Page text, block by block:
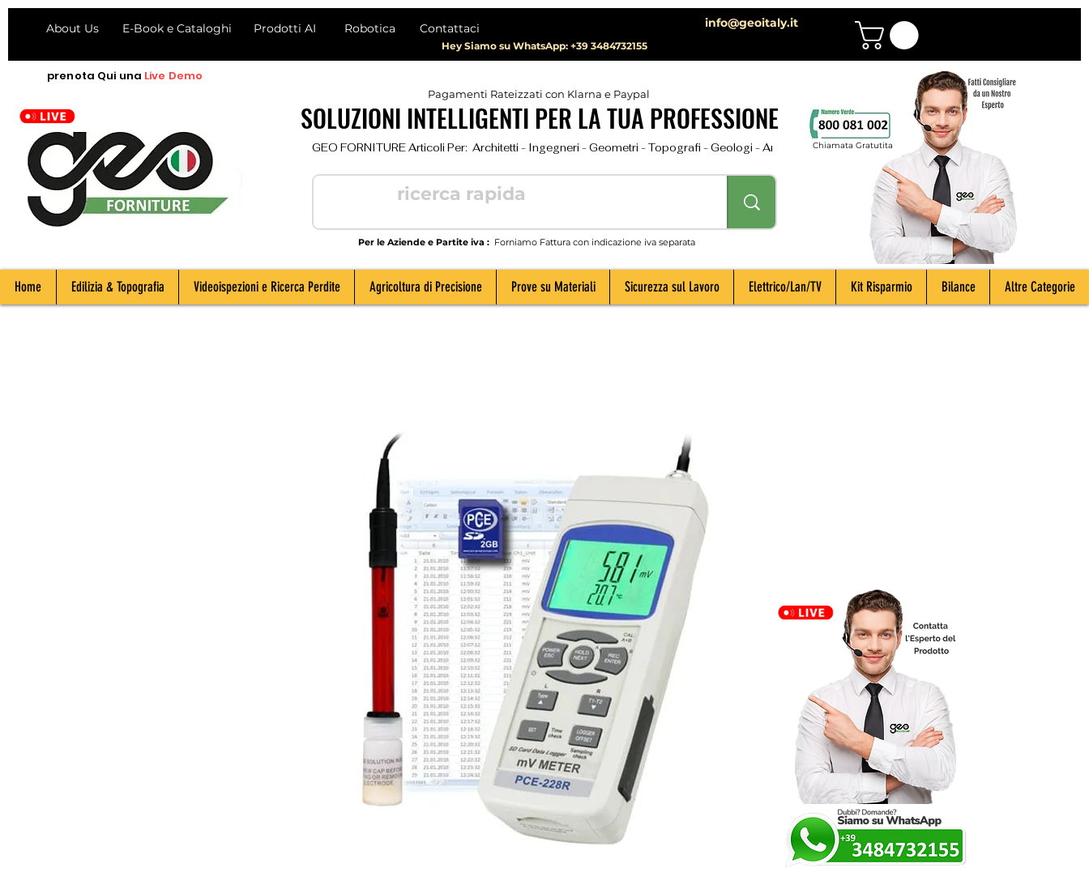
About Us E-Book e Cataloghi Prodotti AI Robotica Contattaci info@geoitaly.it
Hey Siamo su WhatsApp: +39 3484732155
prenota Qui una Live Demo
Pagamenti Rateizzati con Klarna e Paypal
SOLUZIONI INTELLIGENTI PER LA TUA PROFESSIONE
GEO FORNITURE Articoli Per:  Architetti - Ingegneri - Geometri - Topografi - Geologi - Archeologi - Impiantisti - Manutentori - Idraulici - Spurghisti -
Per le Aziende e Partite iva : Forniamo Fattura con indicazione iva separata
Chiamata Gratutita
Home Edilizia & Topografia Videoispezioni e Ricerca Perdite Agricoltura di Precisione Prove su Materiali Sicurezza sul Lavoro Elettrico/Lan/TV Kit Risparmio Bilance Altre Categorie